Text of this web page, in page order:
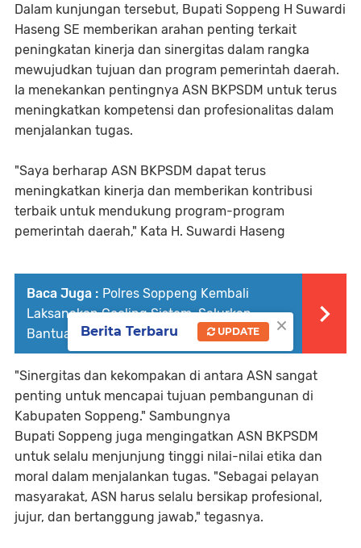
Dalam kunjungan tersebut, Bupati Soppeng H Suwardi
Haseng SE memberikan arahan penting terkait
peningkatan kinerja dan sinergitas dalam rangka
mewujudkan tujuan dan program pemerintah daerah.
Ia menekankan pentingnya ASN BKPSDM untuk terus
meningkatkan kompetensi dan profesionalitas dalam
menjalankan tugas.
"Saya berharap ASN BKPSDM dapat terus
meningkatkan kinerja dan memberikan kontribusi
terbaik untuk mendukung program-program
pemerintah daerah," Kata H. Suwardi Haseng
Baca Juga : Polres Soppeng Kembali
Laksanakan Cooling Sistem, Salurkan
Bantuan Benih Padi Bagi Masyarakat
"Sinergitas dan kekompakan di antara ASN sangat
penting untuk mencapai tujuan pembangunan di
Kabupaten Soppeng." Sambungnya
Bupati Soppeng juga mengingatkan ASN BKPSDM
untuk selalu menjunjung tinggi nilai-nilai etika dan
moral dalam menjalankan tugas. "Sebagai pelayan
masyarakat, ASN harus selalu bersikap profesional,
jujur, dan bertanggung jawab," tegasnya.
×
Berita Terbaru UPDATE